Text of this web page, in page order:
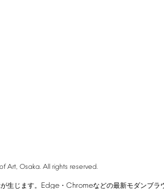
of Art, Osaka. All rights reserved.
生じます。 Edge・ Chromeなどの最新モダンブラ